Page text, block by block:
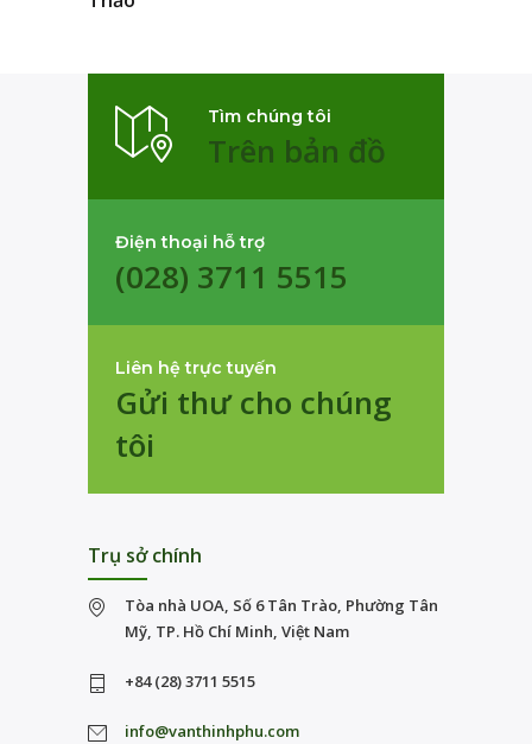
Tìm chúng tôi
Trên bản đồ
Điện thoại hỗ trợ
(028) 3711 5515
Liên hệ trực tuyến
Gửi thư cho chúng
tôi
Trụ sở chính
Tòa nhà UOA, Số 6 Tân Trào, Phường Tân
Mỹ, TP. Hồ Chí Minh, Việt Nam
+84 (28) 3711 5515
info@vanthinhphu.com